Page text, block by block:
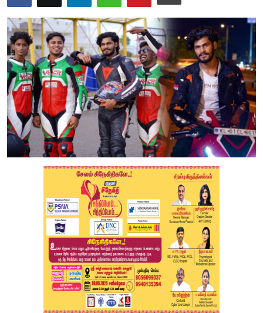
Spirituality
Weather
Politics